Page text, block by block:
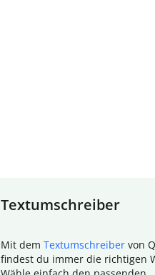
Textumschreiber
Mit dem Textumschreiber von
findest du immer die richtigen